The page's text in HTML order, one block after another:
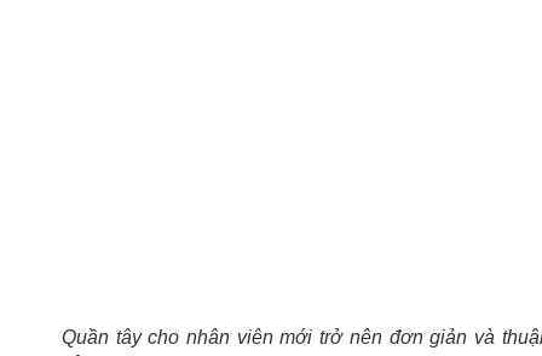
Quần tây cho nhân viên mới trở nên đơn giản và